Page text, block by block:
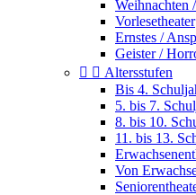
Weihnachten
Vorlesetheater
Ernstes /
Geister /
  Altersstufen
Bis 4.
5. bis 7.
8. bis 10.
11. bis 13.
Von